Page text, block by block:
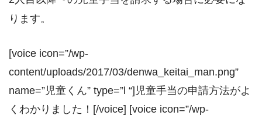
ります。
[voice icon=”/wp-
content/uploads/2017/03/denwa_keitai_man.png”
name=”児童くん” type=”l “]児童手当の申請方法がよ
くわかりました！[/voice] [voice icon=”/wp-